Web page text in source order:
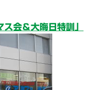
会＆大晦日特訓」